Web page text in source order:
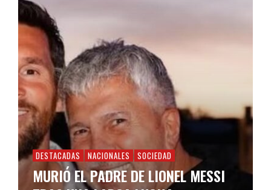
DESTACADAS NACIONALES SOCIEDAD
MURIÓ EL PADRE DE LIONEL MESSI